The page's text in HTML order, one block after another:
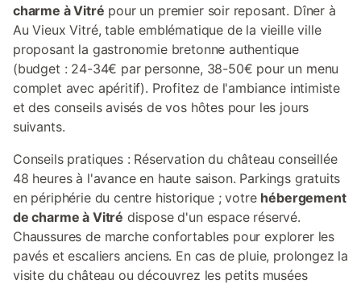
charme à Vitré pour un premier soir reposant. Dîner à
Au Vieux Vitré, table emblématique de la vieille ville
proposant la gastronomie bretonne authentique
(budget : 24-34€ par personne, 38-50€ pour un menu
complet avec apéritif). Profitez de l'ambiance intimiste
et des conseils avisés de vos hôtes pour les jours
suivants.
Conseils pratiques : Réservation du château conseillée
48 heures à l'avance en haute saison. Parkings gratuits
en périphérie du centre historique ; votre hébergement
de charme à Vitré dispose d'un espace réservé.
Chaussures de marche confortables pour explorer les
pavés et escaliers anciens. En cas de pluie, prolongez la
visite du château ou découvrez les petits musées